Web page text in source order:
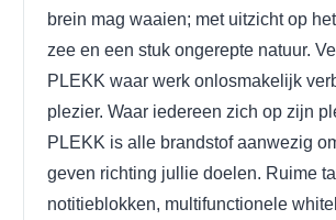
brein mag waaien; met uitzicht op
zee en een stuk ongerepte natuur.
PLEKK waar werk onlosmakelijk
plezier. Waar iedereen zich op zijn
PLEKK is alle brandstof aanwezig
geven richting jullie doelen. Ruime
notitieblokken, multifunctionele